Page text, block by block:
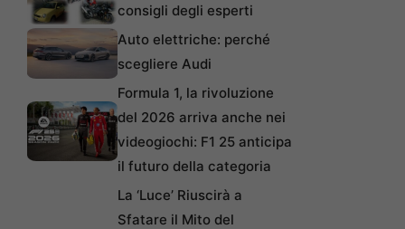
consigli degli esperti
Auto elettriche: perché
scegliere Audi
Formula 1, la rivoluzione
del 2026 arriva anche nei
videogiochi: F1 25 anticipa
il futuro della categoria
La ‘Luce’ Riuscirà a
Sfatare il Mito del